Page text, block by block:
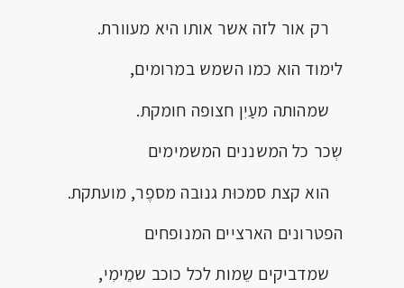
רק אור לזה אשר אותו היא מעוורת.
לימוד הוא כמו השמש במרומים,
שמהותה מעַיִן חצופה חומקת.
שְכר כל המשננים המשמימים
הוא קצת סמכוּת גנובה מספֶר, מועתקת.
הפטרונים הארציים המנופחים
שמדביקים שֵמות לכל כוכב שמֵימִי,